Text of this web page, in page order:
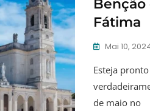
Fátima
Mai 10,
Esteja
de maio no